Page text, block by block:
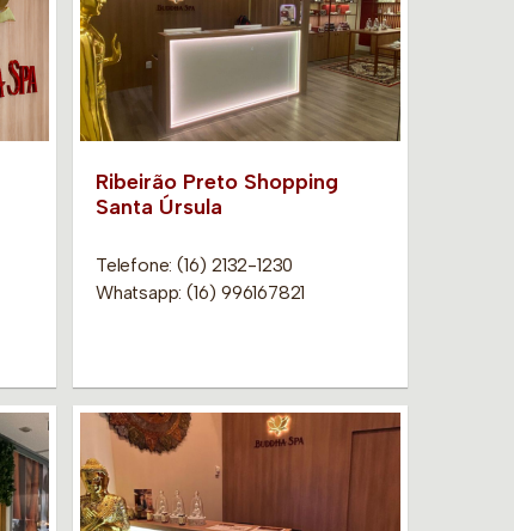
Ribeirão Preto Shopping
Santa Úrsula
Telefone: (16) 2132-1230
Whatsapp: (16) 996167821